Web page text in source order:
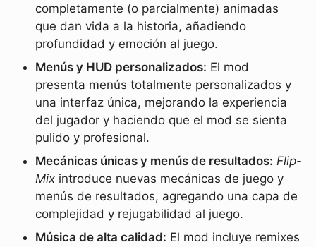
completamente (o parcialmente) animadas
que dan vida a la historia, añadiendo
profundidad y emoción al juego.
Menús y HUD personalizados: El mod
presenta menús totalmente personalizados y
una interfaz única, mejorando la experiencia
del jugador y haciendo que el mod se sienta
pulido y profesional.
Mecánicas únicas y menús de resultados: Flip-
Mix introduce nuevas mecánicas de juego y
menús de resultados, agregando una capa de
complejidad y rejugabilidad al juego.
Música de alta calidad: El mod incluye remixes